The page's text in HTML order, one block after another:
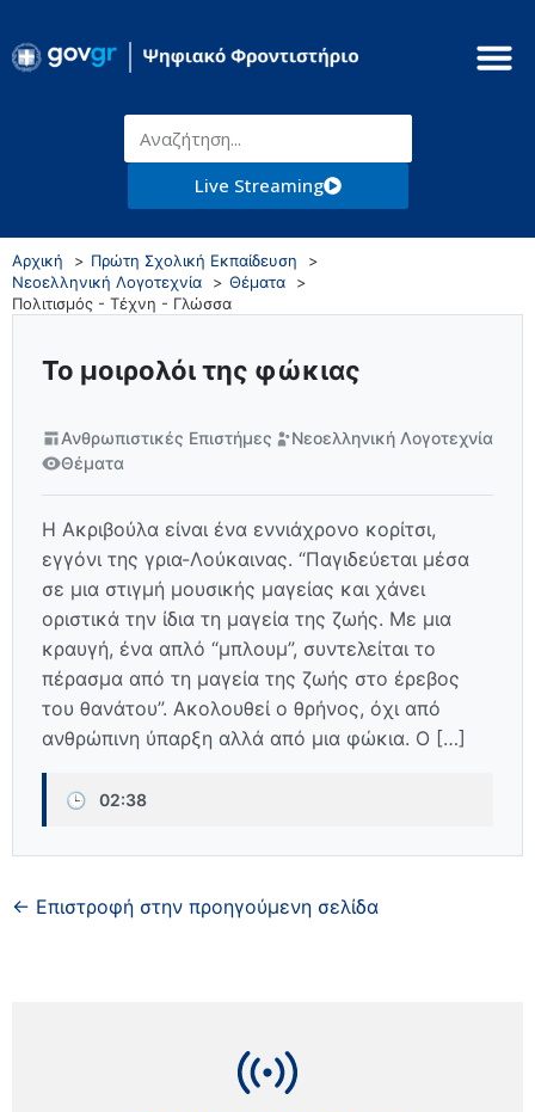
Live Streaming
Αρχική
Πρώτη Σχολική Εκπαίδευση
Νεοελληνική Λογοτεχνία
Θέματα
Πολιτισμός - Τέχνη - Γλώσσα
Το μοιρολόι της φώκιας
Ανθρωπιστικές Επιστήμες
Νεοελληνική Λογοτεχνία
Θέματα
Η Ακριβούλα είναι ένα εννιάχρονο κορίτσι,
εγγόνι της γρια-Λούκαινας. “Παγιδεύεται μέσα
σε μια στιγμή μουσικής μαγείας και χάνει
οριστικά την ίδια τη μαγεία της ζωής. Με μια
κραυγή, ένα απλό “μπλουμ”, συντελείται το
πέρασμα από τη μαγεία της ζωής στο έρεβος
του θανάτου”. Ακολουθεί ο θρήνος, όχι από
ανθρώπινη ύπαρξη αλλά από μια φώκια. Ο […]
🕒 02:38
← Επιστροφή στην προηγούμενη σελίδα